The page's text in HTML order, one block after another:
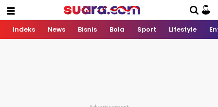
Indeks News Bisnis Bola Sport Lifestyle